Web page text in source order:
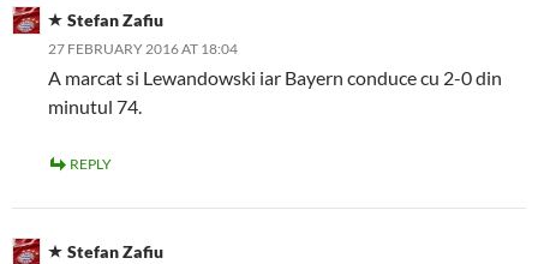
Stefan Zafiu
27 FEBRUARY 2016 AT 18:04
A marcat si Lewandowski iar Bayern conduce cu 2-0 din
minutul 74.
REPLY
Stefan Zafiu